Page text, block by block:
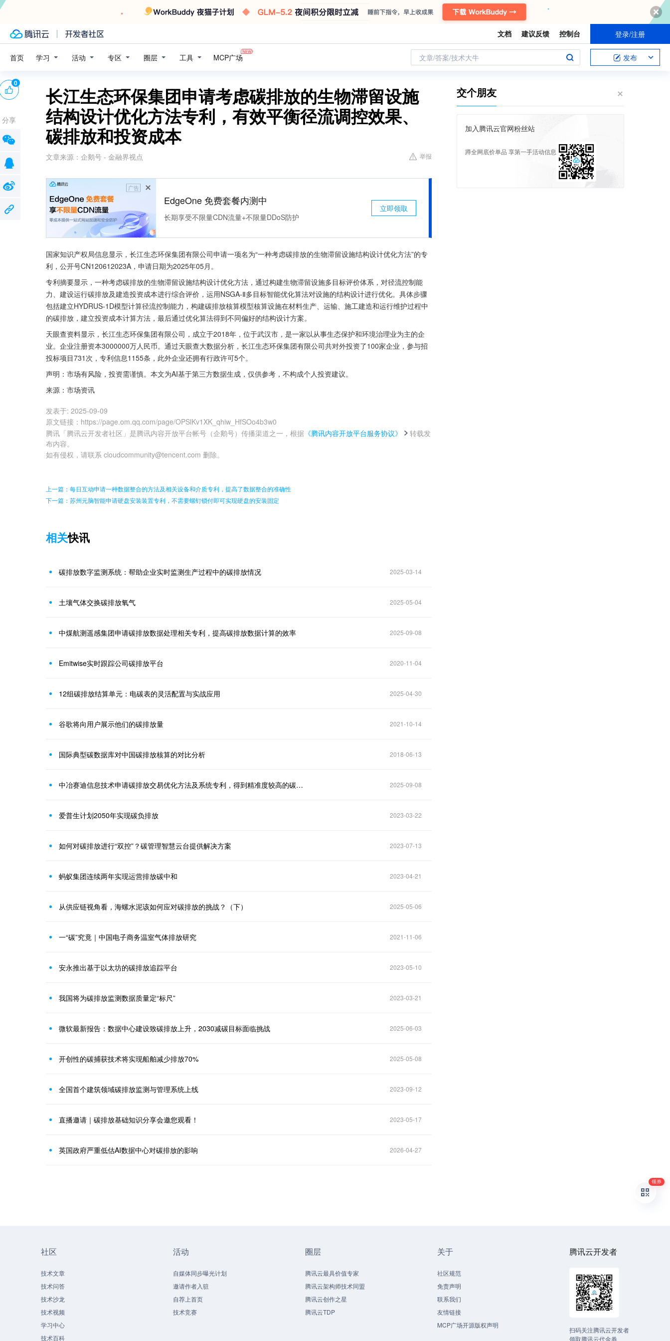
文档 建议反馈 控制台 登录/注册
首页 学习 活动 专区 圈层 工具 MCP广场 文章/答案/技术大牛 发布
长江生态环保集团申请考虑碳排放的生物滞留设施
结构设计优化方法专利，有效平衡径流调控效果、
碳排放和投资成本
文章来源： 企鹅号 - 金融界视点 举报
广告
EdgeOne 免费套餐内测中
长期享受不限量CDN流量+不限量DDoS防护
立即领取
国家知识产权局信息显示，长江生态环保集团有限公司申请一项名为“一种考虑碳排放的生物滞留设施结构设计优化方法”的专
利，公开号CN120612023A，申请日期为2025年05月。
专利摘要显示，一种考虑碳排放的生物滞留设施结构设计优化方法，通过构建生物滞留设施多目标评价体系，对径流控制能
力、建设运行碳排放及建造投资成本进行综合评价，运用NSGA‑Ⅱ多目标智能优化算法对设施的结构设计进行优化。具体步骤
包括建立HYDRUS‑1D模型计算径流控制能力，构建碳排放核算模型核算设施在材料生产、运输、施工建造和运行维护过程中
的碳排放，建立投资成本计算方法，最后通过优化算法得到不同偏好的结构设计方案。
天眼查资料显示，长江生态环保集团有限公司，成立于2018年，位于武汉市，是一家以从事生态保护和环境治理业为主的企
业。企业注册资本3000000万人民币。通过天眼查大数据分析，长江生态环保集团有限公司共对外投资了100家企业，参与招
投标项目731次，专利信息1155条，此外企业还拥有行政许可5个。
声明：市场有风险，投资需谨慎。本文为AI基于第三方数据生成，仅供参考，不构成个人投资建议。
来源：市场资讯
发表于: 2025-09-09
原文链接 ： https://page.om.qq.com/page/OPSlKv1XK_qhiw_HfSOo4b3w0
腾讯「腾讯云开发者社区」是腾讯内容开放平台帐号（企鹅号）传播渠道之一，根据 《腾讯内容开放平台服务协议》
转载发
布内容。
如有侵权，请联系 cloudcommunity@tencent.com 删除。
0
分享
上一篇：每日互动申请一种数据整合的方法及相关设备和介质专利，提高了数据整合的准确性
下一篇：苏州元脑智能申请硬盘安装装置专利，不需要螺钉锁付即可实现硬盘的安装固定
相关快讯
碳排放数字监测系统：帮助企业实时监测生产过程中的碳排放情况 2025-03-14
土壤气体交换碳排放氧气 2025-05-04
中煤航测遥感集团申请碳排放数据处理相关专利，提高碳排放数据计算的效率 2025-09-08
Emitwise实时跟踪公司碳排放平台 2020-11-04
12组碳排放结算单元：电碳表的灵活配置与实战应用 2025-04-30
谷歌将向用户展示他们的碳排放量 2021-10-14
国际典型碳数据库对中国碳排放核算的对比分析 2018-06-13
中冶赛迪信息技术申请碳排放交易优化方法及系统专利，得到精准度较高的碳排放交易策略 2025-09-08
爱普生计划2050年实现碳负排放 2023-03-22
如何对碳排放进行“双控”？碳管理智慧云台提供解决方案 2023-07-13
蚂蚁集团连续两年实现运营排放碳中和 2023-04-21
从供应链视角看，海螺水泥该如何应对碳排放的挑战？（下） 2025-05-06
一“碳”究竟｜中国电子商务温室气体排放研究 2021-11-06
安永推出基于以太坊的碳排放追踪平台 2023-05-10
我国将为碳排放监测数据质量定“标尺” 2023-03-21
微软最新报告：数据中心建设致碳排放上升，2030减碳目标面临挑战 2025-06-03
开创性的碳捕获技术将实现船舶减少排放70% 2025-05-08
全国首个建筑领域碳排放监测与管理系统上线 2023-09-12
直播邀请｜碳排放基础知识分享会邀您观看！ 2023-05-17
英国政府严重低估AI数据中心对碳排放的影响 2026-04-27
交个朋友
加入腾讯云官网粉丝站
蹲全网底价单品 享第一手活动信息
社区
技术文章
技术问答
技术沙龙
技术视频
学习中心
技术百科
活动
自媒体同步曝光计划
邀请作者入驻
自荐上首页
技术竞赛
圈层
腾讯云最具价值专家
腾讯云架构师技术同盟
腾讯云创作之星
腾讯云TDP
关于
社区规范
免责声明
联系我们
友情链接
MCP广场开源版权声明
腾讯云开发者
扫码关注腾讯云开发者
领取腾讯云代金券
领券